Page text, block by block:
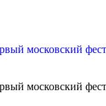
московский
московский